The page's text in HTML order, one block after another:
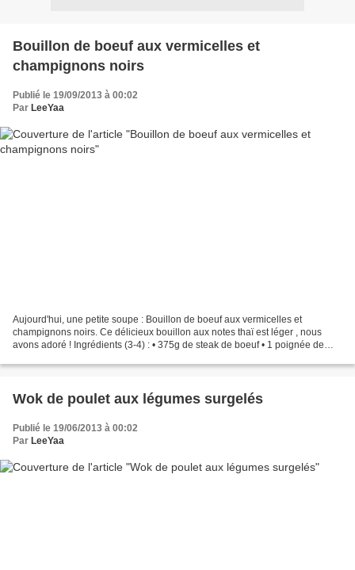
Bouillon de boeuf aux vermicelles et
champignons noirs
Publié le 19/09/2013 à 00:02
Par LeeYaa
Aujourd'hui, une petite soupe : Bouillon de boeuf aux vermicelles et
champignons noirs. Ce délicieux bouillon aux notes thaï est léger , nous
avons adoré ! Ingrédients (3-4) : • 375g de steak de boeuf • 1 poignée de
Wok de poulet aux légumes surgelés
Publié le 19/06/2013 à 00:02
Par LeeYaa